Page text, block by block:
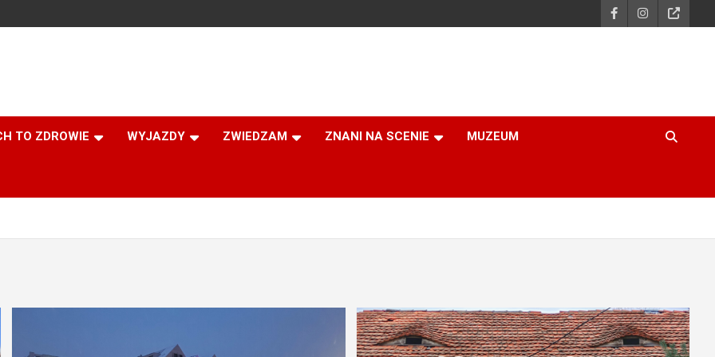
TO ZDROWIE WYJAZDY ZWIEDZAM ZNANI NA SCENIE MUZEUM